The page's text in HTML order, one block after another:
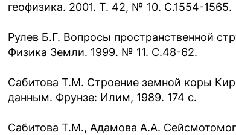
геофизика. 2001. Т. 42, № 10. С.1554-1565.
Рулев Б.Г. Вопросы пространственной
Физика Земли. 1999. № 11. С.48-62.
Сабитова Т.М. Строение земной коры
данным. Фрунзе: Илим, 1989. 174 с.
Сабитова Т.М., Адамова А.А.